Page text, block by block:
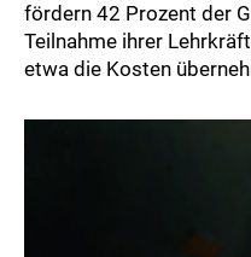
fördern 42 Prozent der
Teilnahme ihrer
etwa die Kosten